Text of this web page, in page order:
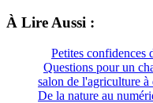
À Lire Aussi :
Petites confidences
Questions pour un
salon de l'agriculture
De la nature au